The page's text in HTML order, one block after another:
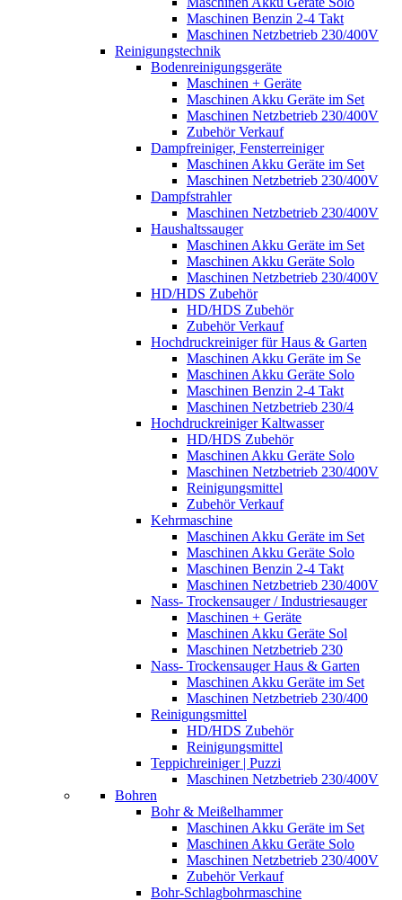
Maschinen Benzin 2-4 Takt
Maschinen Netzbetrieb 230/400V
Reinigungstechnik
Bodenreinigungsgeräte
Maschinen + Geräte
Maschinen Akku Geräte im Set
Maschinen Netzbetrieb 230/400V
Zubehör Verkauf
Dampfreiniger, Fensterreiniger
Maschinen Akku Geräte im Set
Maschinen Netzbetrieb 230/400V
Dampfstrahler
Maschinen Netzbetrieb 230/400V
Haushaltssauger
Maschinen Akku Geräte im Set
Maschinen Akku Geräte Solo
Maschinen Netzbetrieb 230/400V
HD/HDS Zubehör
HD/HDS Zubehör
Zubehör Verkauf
Hochdruckreiniger für Haus & Garten
Maschinen Akku Geräte im Se
Maschinen Akku Geräte Solo
Maschinen Benzin 2-4 Takt
Maschinen Netzbetrieb 230/4
Hochdruckreiniger Kaltwasser
HD/HDS Zubehör
Maschinen Akku Geräte Solo
Maschinen Netzbetrieb 230/400V
Reinigungsmittel
Zubehör Verkauf
Kehrmaschine
Maschinen Akku Geräte im Set
Maschinen Akku Geräte Solo
Maschinen Benzin 2-4 Takt
Maschinen Netzbetrieb 230/400V
Nass- Trockensauger / Industriesauger
Maschinen + Geräte
Maschinen Akku Geräte Sol
Maschinen Netzbetrieb 230
Nass- Trockensauger Haus & Garten
Maschinen Akku Geräte im Set
Maschinen Netzbetrieb 230/400
Reinigungsmittel
HD/HDS Zubehör
Reinigungsmittel
Teppichreiniger | Puzzi
Maschinen Netzbetrieb 230/400V
Bohren
Bohr & Meißelhammer
Maschinen Akku Geräte im Set
Maschinen Akku Geräte Solo
Maschinen Netzbetrieb 230/400V
Zubehör Verkauf
Bohr-Schlagbohrmaschine